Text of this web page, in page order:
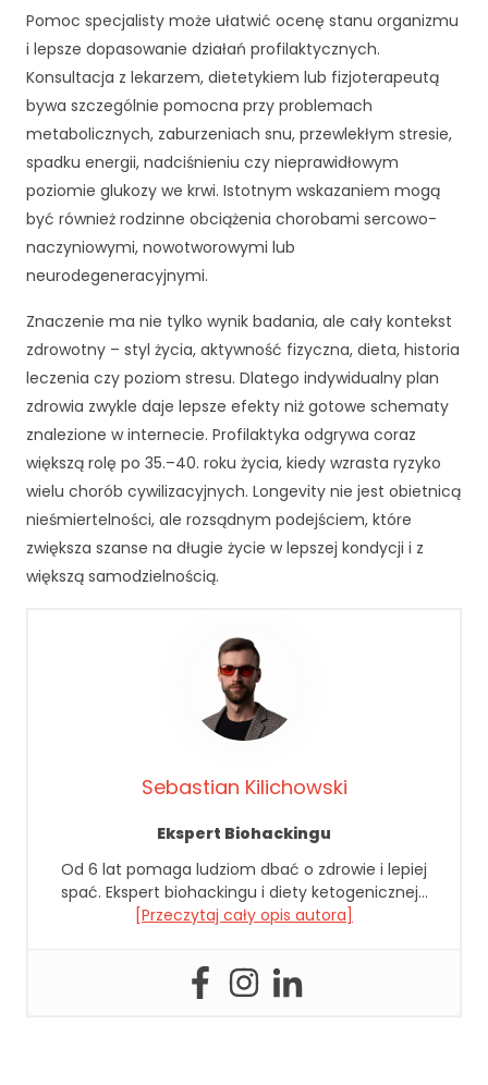
Pomoc specjalisty może ułatwić ocenę stanu organizmu
i lepsze dopasowanie działań profilaktycznych.
Konsultacja z lekarzem, dietetykiem lub fizjoterapeutą
bywa szczególnie pomocna przy problemach
metabolicznych, zaburzeniach snu, przewlekłym stresie,
spadku energii, nadciśnieniu czy nieprawidłowym
poziomie glukozy we krwi. Istotnym wskazaniem mogą
być również rodzinne obciążenia chorobami sercowo-
naczyniowymi, nowotworowymi lub
neurodegeneracyjnymi.
Znaczenie ma nie tylko wynik badania, ale cały kontekst
zdrowotny – styl życia, aktywność fizyczna, dieta, historia
leczenia czy poziom stresu. Dlatego indywidualny plan
zdrowia zwykle daje lepsze efekty niż gotowe schematy
znalezione w internecie. Profilaktyka odgrywa coraz
większą rolę po 35.–40. roku życia, kiedy wzrasta ryzyko
wielu chorób cywilizacyjnych. Longevity nie jest obietnicą
nieśmiertelności, ale rozsądnym podejściem, które
zwiększa szanse na długie życie w lepszej kondycji i z
większą samodzielnością.
Sebastian Kilichowski
Ekspert Biohackingu
Od 6 lat pomaga ludziom dbać o zdrowie i lepiej
spać. Ekspert biohackingu i diety ketogenicznej…
[Przeczytaj cały opis autora]
fu
n
k
n
al
n
ć
st
ru
kt
ur
st
r
o
n
in
te